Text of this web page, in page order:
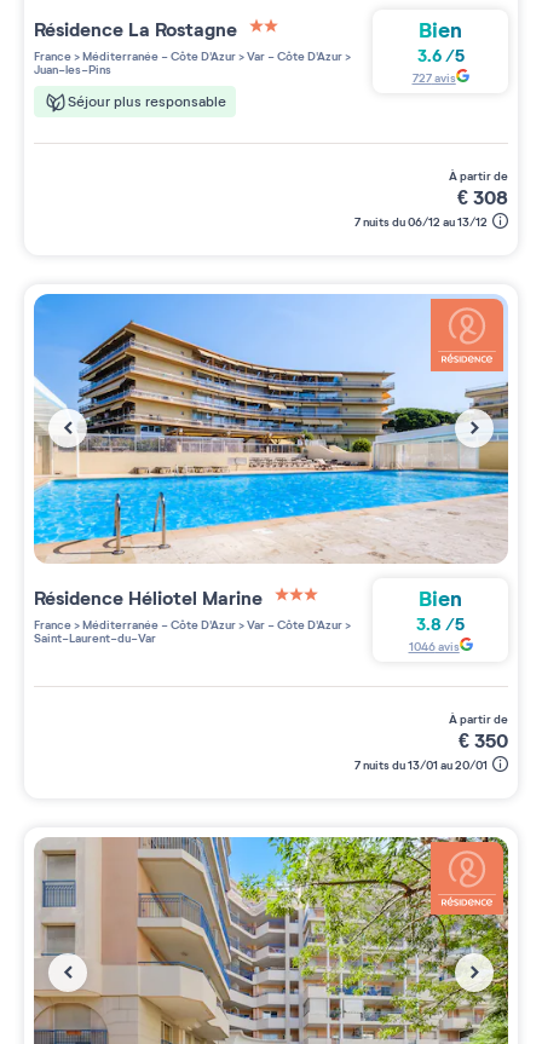
Résidence La Rostagne
2 étoiles sur 5
France>Méditerranée - Côte D'Azur>Var - Côte D'Azur>
Juan-les-Pins
Séjour plus responsable
Bien
3.6/5
727avis
à partir de
€308
7 nuits du 06/12 au 13/12
Résidence Héliotel Marine
3 étoiles sur 5
France>Méditerranée - Côte D'Azur>Var - Côte D'Azur>
Saint-Laurent-du-Var
Bien
3.8 /5
1046avis
à partir de
€350
7 nuits du 13/01 au 20/01